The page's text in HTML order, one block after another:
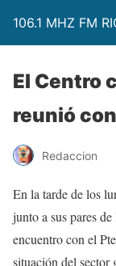
106.1 MHZ FM
El Centro
reunió
Redaccion
En la tarde de los
junto a sus pares
encuentro con el
situación del sector